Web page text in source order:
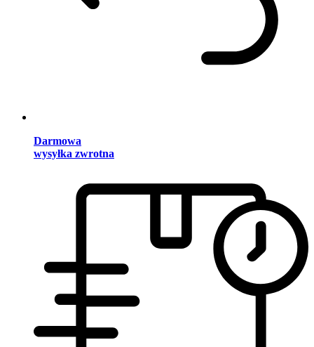
Darmowa
wysyłka zwrotna